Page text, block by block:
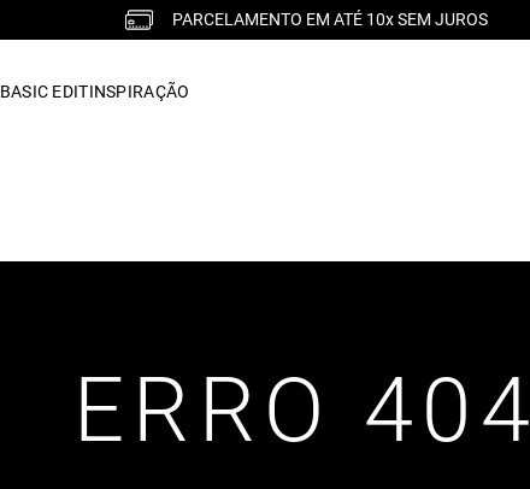
PARCELAMENTO EM ATÉ 10x SEM JUROS
BASIC EDITINSPIRAÇÃO
ERRO 404